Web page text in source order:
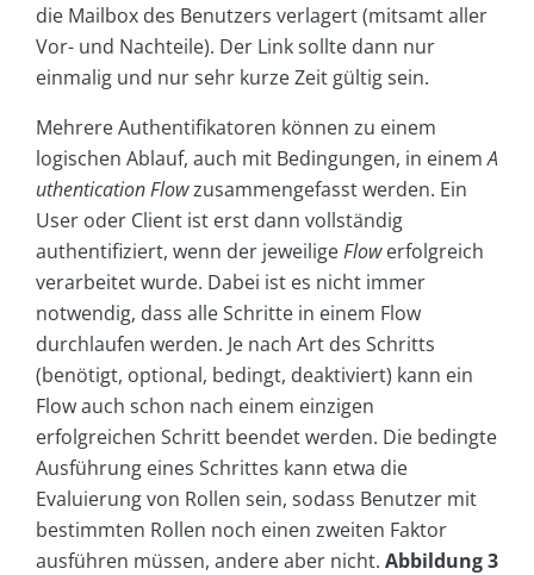
die Mailbox des Benutzers verlagert (mitsamt aller
Vor- und Nachteile). Der Link sollte dann nur
einmalig und nur sehr kurze Zeit gültig sein.
Mehrere Authentifikatoren können zu einem
logischen Ablauf, auch mit Bedingungen, in einemA
uthentication Flowzusammengefasst werden. Ein
User oder Client ist erst dann vollständig
authentifiziert, wenn der jeweiligeFlowerfolgreich
verarbeitet wurde. Dabei ist es nicht immer
notwendig, dass alle Schritte in einem Flow
durchlaufen werden. Je nach Art des Schritts
(benötigt, optional, bedingt, deaktiviert) kann ein
Flow auch schon nach einem einzigen
erfolgreichen Schritt beendet werden. Die bedingte
Ausführung eines Schrittes kann etwa die
Evaluierung von Rollen sein, sodass Benutzer mit
bestimmten Rollen noch einen zweiten Faktor
ausführen müssen, andere aber nicht. Abbildung 3